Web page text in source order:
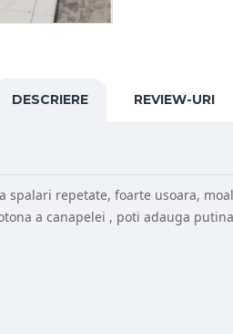
DESCRIERE REVIEW-URI
repetate, foarte usoara,
a canapelei , poti adauga